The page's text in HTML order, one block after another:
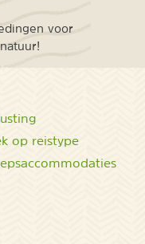
voor
op reistype